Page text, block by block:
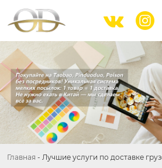
 
Главная - Лучшие услуги по доставке